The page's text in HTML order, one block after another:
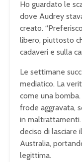
Ho guardato le
dove Audrey
creato.
libero, piuttosto
cadaveri e sulla
Le settimane
mediatico. La
come una
frode aggravata,
in maltrattamenti.
deciso di lasciare
Australia,
legittima.